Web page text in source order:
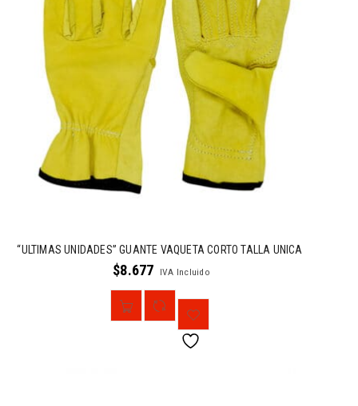
“ULTIMAS UNIDADES” GUANTE VAQUETA CORTO TALLA UNICA
$8.677 IVA Incluido